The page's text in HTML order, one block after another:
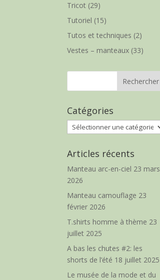
Tricot (29)
Tutoriel (15)
Tutos et techniques (2)
Vestes – manteaux (33)
Catégories
Catégories
Articles récents
Manteau arc-en-ciel 23 mars
2026
Manteau camouflage 23
février 2026
T.shirts homme à thème 23
juillet 2025
A bas les chutes #2: les
shorts de l’été 18 juillet 2025
Le musée de la mode et du